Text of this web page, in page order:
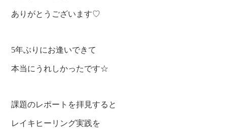
ありがとうございます♡
5年ぶりにお逢いできて
本当にうれしかったです☆
課題のレポートを拝見すると
レイキヒーリング実践を